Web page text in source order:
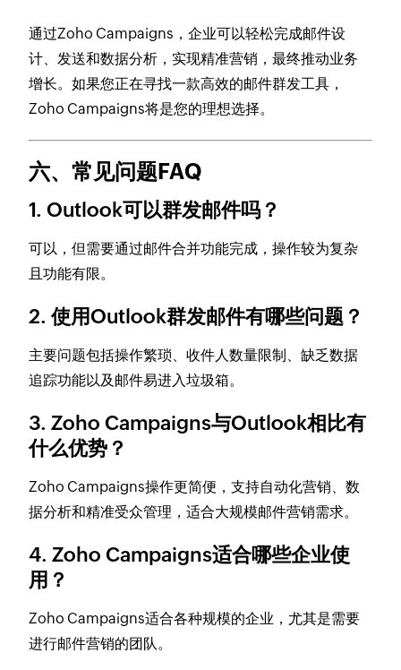
通过Zoho Campaigns，企业可以轻松完成邮件设
计、发送和数据分析，实现精准营销，最终推动业务
增长。如果您正在寻找一款高效的邮件群发工具，
Zoho Campaigns将是您的理想选择。
六、常见问题FAQ
1. Outlook可以群发邮件吗？
可以，但需要通过邮件合并功能完成，操作较为复杂
且功能有限。
2. 使用Outlook群发邮件有哪些问题？
主要问题包括操作繁琐、收件人数量限制、缺乏数据
追踪功能以及邮件易进入垃圾箱。
3. Zoho Campaigns与Outlook相比有
什么优势？
Zoho Campaigns操作更简便，支持自动化营销、数
据分析和精准受众管理，适合大规模邮件营销需求。
4. Zoho Campaigns适合哪些企业使
用？
Zoho Campaigns适合各种规模的企业，尤其是需要
进行邮件营销的团队。